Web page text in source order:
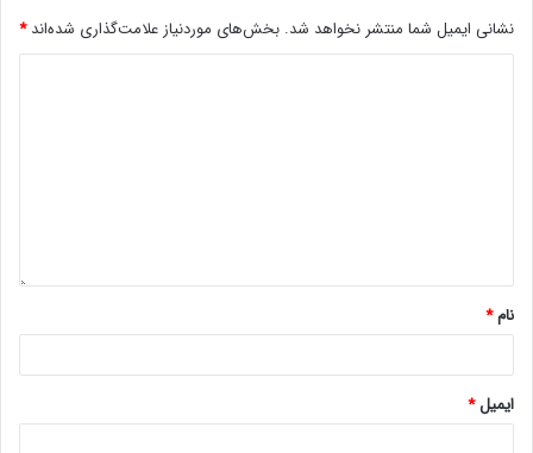
نشانی ایمیل شما منتشر نخواهد شد. بخش‌های موردنیاز علامت‌گذاری شده‌اند*
نام*
ایمیل*